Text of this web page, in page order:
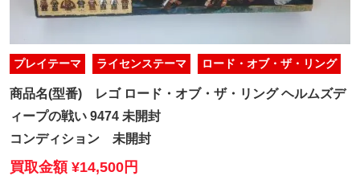
プレイテーマ ライセンステーマ ロード・オブ・ザ・リング
商品名(型番)
レゴ ロード・オブ・ザ・リング ヘルムズデ
ィープの戦い 9474 未開封
コンディション
未開封
買取金額 ¥14,500円